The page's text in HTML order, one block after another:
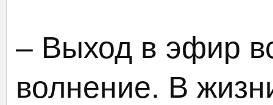
– Выход в эфир
волнение. В